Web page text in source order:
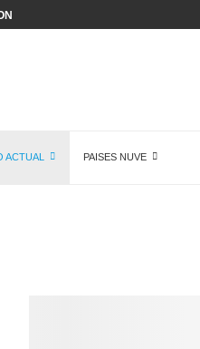
DE...
ACTUAL PAISES NUVE